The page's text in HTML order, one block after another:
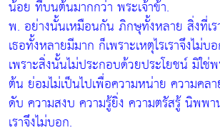
น้อย ที่บนต้นมากกว่า พระเจ้าข้า.
พ. อย่างนั้นเหมือนกัน ภิกษุทั้งหลาย สิ่งที่เร
เธอทั้งหลายมีมาก ก็เพราะเหตุไรเราจึงไม่บ
เพราะสิ่งนั้นไม่ประกอบด้วยประโยชน์ มิใช่
ต้น ย่อมไม่เป็นไปเพื่อความหน่าย ความคล
ดับ ความสงบ ความรู้ยิ่ง ความตรัสรู้ นิพพา
เราจึงไม่บอก.